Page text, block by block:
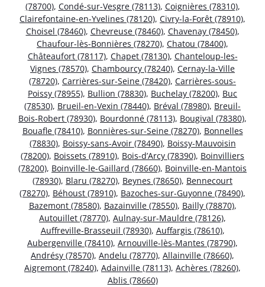
(78700), Condé-sur-Vesgre (78113), Coignières (78310),
Clairefontaine-en-Yvelines (78120), Civry-la-Forêt (78910),
Choisel (78460), Chevreuse (78460), Chavenay (78450),
Chaufour-lès-Bonnières (78270), Chatou (78400),
Châteaufort (78117), Chapet (78130), Chanteloup-les-
Vignes (78570), Chambourcy (78240), Cernay-la-Ville
(78720), Carrières-sur-Seine (78420), Carrières-sous-
Poissy (78955), Bullion (78830), Buchelay (78200), Buc
(78530), Brueil-en-Vexin (78440), Bréval (78980), Breuil-
Bois-Robert (78930), Bourdonné (78113), Bougival (78380),
Bouafle (78410), Bonnières-sur-Seine (78270), Bonnelles
(78830), Boissy-sans-Avoir (78490), Boissy-Mauvoisin
(78200), Boissets (78910), Bois-d’Arcy (78390), Boinvilliers
(78200), Boinville-le-Gaillard (78660), Boinville-en-Mantois
(78930), Blaru (78270), Beynes (78650), Bennecourt
(78270), Béhoust (78910), Bazoches-sur-Guyonne (78490),
Bazemont (78580), Bazainville (78550), Bailly (78870),
Autouillet (78770), Aulnay-sur-Mauldre (78126),
Auffreville-Brasseuil (78930), Auffargis (78610),
Aubergenville (78410), Arnouville-lès-Mantes (78790),
Andrésy (78570), Andelu (78770), Allainville (78660),
Aigremont (78240), Adainville (78113), Achères (78260),
Ablis (78660)